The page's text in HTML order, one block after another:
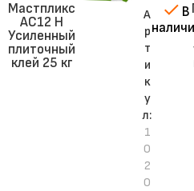
Мастпликс
АС12 H
Усиленный
плиточный
клей 25 кг
А
р
т
и
к
у
л:
1
0
2
0
В